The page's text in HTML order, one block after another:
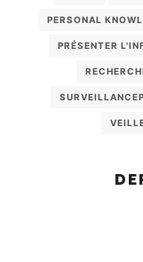
PERSONAL
PRÉSENTER